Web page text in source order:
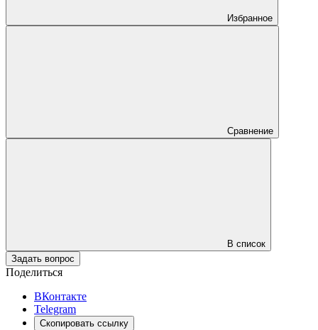
Избранное
Сравнение
В список
Задать вопрос
Поделиться
ВКонтакте
Telegram
Скопировать ссылку